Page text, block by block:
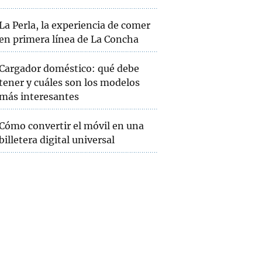
Perla, la experiencia de comer
primera línea de La Concha
doméstico: qué debe
y cuáles son los modelos
interesantes
convertir el móvil en una
digital universal